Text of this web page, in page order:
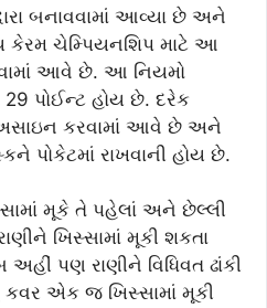
બનાવવામાં આવ્યા છે અને
કેરમ ચેમ્પિયનશિપ માટે આ
આવે છે. આ નિયમો
પોઈન્ટ હોય છે. દરેક
અસાઇન કરવામાં આવે છે અને
પોકેટમાં રાખવાની હોય છે.
મૂકે તે પહેલાં અને છેલ્લી
ખિસ્સામાં મૂકી શકતા
પણ રાણીને વિધિવત ઢાંકી
એક જ ખિસ્સામાં મૂકી